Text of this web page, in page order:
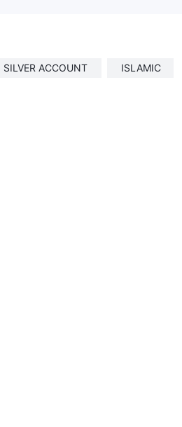
SILVER ACCOUNT ISLAMIC